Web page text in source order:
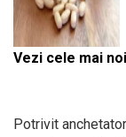
Vezi cele mai
Potrivit